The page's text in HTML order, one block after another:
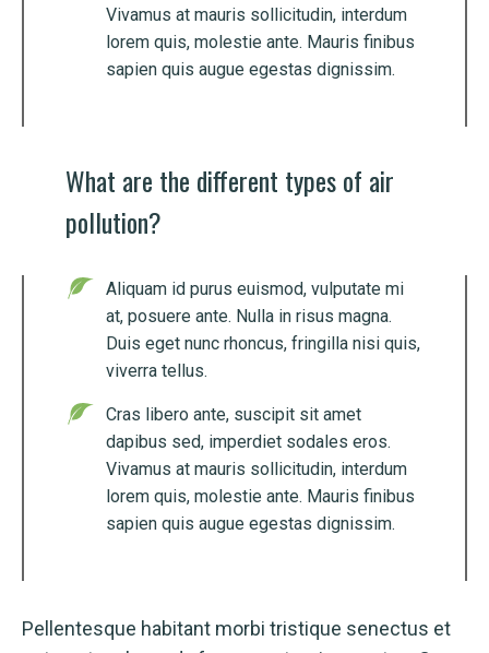
Vivamus at mauris sollicitudin, interdum
lorem quis, molestie ante. Mauris finibus
sapien quis augue egestas dignissim.
What are the different types of air
pollution?
Aliquam id purus euismod, vulputate mi
at, posuere ante. Nulla in risus magna.
Duis eget nunc rhoncus, fringilla nisi quis,
viverra tellus.
Cras libero ante, suscipit sit amet
dapibus sed, imperdiet sodales eros.
Vivamus at mauris sollicitudin, interdum
lorem quis, molestie ante. Mauris finibus
sapien quis augue egestas dignissim.
Pellentesque habitant morbi tristique senectus et